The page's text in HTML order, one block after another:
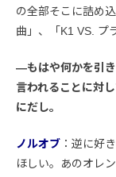
の全部そこに詰め
曲」、「K1 VS. プ
―もはや何かを引
言われることに対
にだし。
ノルオブ ：逆に好
ほしい。あのオレ